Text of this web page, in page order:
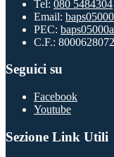
Tel: 080 5484304
Email:
PEC:
C.F.:
Seguici su
Facebook
Youtube
Sezione Link Utili